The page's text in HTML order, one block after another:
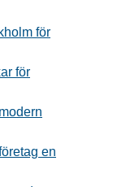
för
för
en